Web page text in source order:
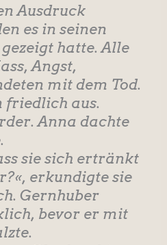
Ausdruck
es in seinen
hatte. Alle
Angst,
mit dem Tod.
friedlich aus.
Anna dachte
sie sich ertränkt
erkundigte sie
Gernhuber
bevor er mit